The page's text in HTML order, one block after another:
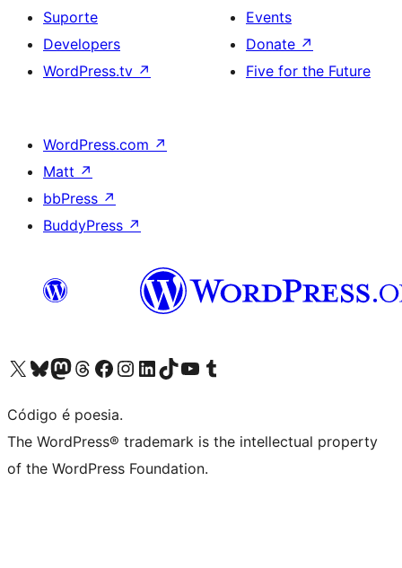
Suporte
Developers
WordPress.tv ↗
Events
Donate ↗
Five for the Future
WordPress.com ↗
Matt ↗
bbPress ↗
BuddyPress ↗
Visite a nossa conta X (antigo Twitter)
Visit our Bluesky account
Visit our Mastodon account
Visit our Threads account
Visite a nossa página do Facebook
Visite a nossa conta no Instagram
Visite a nossa conta no LinkedIn
Visit our TikTok account
Visit our YouTube channel
Visit our Tumblr account
Código é poesia.
The WordPress® trademark is the intellectual property
of the WordPress Foundation.